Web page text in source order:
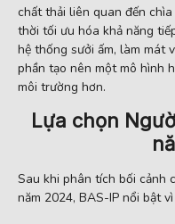
chất thải liên quan đến
thời tối ưu hóa khả năng
hệ thống sưởi ấm, làm mát
phần tạo nên một mô hình
môi trường hơn.
Lựa chọn
Sau khi phân tích bối cảnh
năm 2024, BAS-IP nổi bật